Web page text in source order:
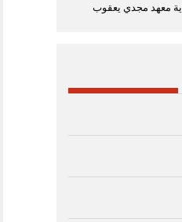
معهد مجدي يعقوب